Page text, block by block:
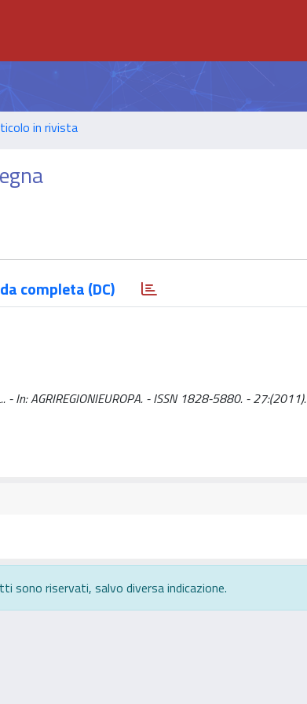
in rivista
completa (DC)
- In: AGRIREGIONIEUROPA. - ISSN 1828-5880. - 27:(2011).
sono riservati, salvo diversa indicazione.